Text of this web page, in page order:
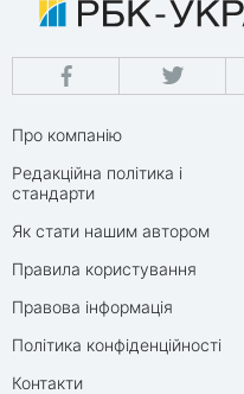
Про компанію
Редакційна політика і
стандарти
Як стати нашим автором
Правила користування
Правова інформація
Політика конфіденційності
Контакти